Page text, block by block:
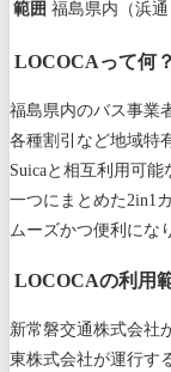
範囲 福島県内（浜通
LOCOCAって何
福島県内のバス事業
各種割引など地域特
Suicaと相互利用可
一つにまとめた2in1
ムーズかつ便利にな
LOCOCAの利用
新常磐交通株式会社
東株式会社が運行す